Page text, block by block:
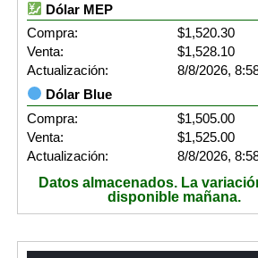
Dólar MEP
Compra:
$1,520.30
Venta:
$1,528.10
Actualización:
8/8/2026,
Dólar Blue
Compra:
$1,505.00
Venta:
$1,525.00
Actualización:
8/8/2026,
Datos almacenados. La
disponible mañana.